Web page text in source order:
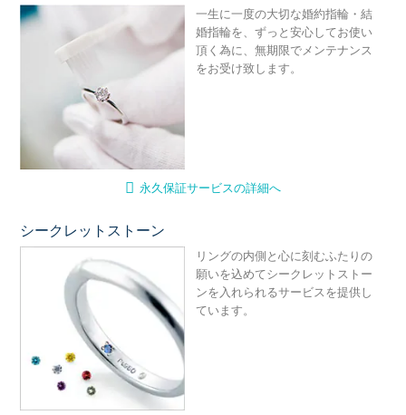
一生に一度の大切な婚約指輪・結
婚指輪を、ずっと安心してお使い
頂く為に、無期限でメンテナンス
をお受け致します。
永久保証サービスの詳細へ
シークレットストーン
リングの内側と心に刻むふたりの
願いを込めてシークレットストー
ンを入れられるサービスを提供し
ています。